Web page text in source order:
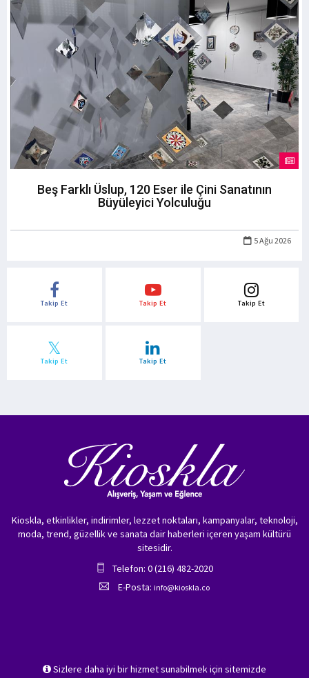
Beş Farklı Üslup, 120 Eser ile Çini Sanatının
Büyüleyici Yolculuğu
5 Ağu 2026
Takip Et Takip Et Takip Et
Takip Et Takip Et
Sizlere daha iyi bir hizmet sunabilmek için sitemizde
Kioskla, etkinlikler, indirimler, lezzet noktaları, kampanyalar, teknoloji,
moda, trend, güzellik ve sanata dair haberleri içeren yaşam kültürü
sitesidir.
Telefon: 0 (216) 482-2020
E-Posta: info@kioskla.co